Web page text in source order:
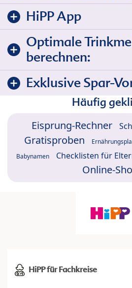
HiPP App
Optimale
berechnen:
Exklusive Spar-
Häufig
Eisprung-Rechner
Gratisproben
Babynamen Checklisten für
Online-
HiPP für Fachkreise